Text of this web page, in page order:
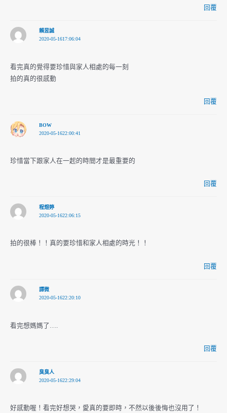
回覆
賴昱誠
2020-05-1617:06:04
看完真的覺得要珍惜與家人相處的每一刻
拍的真的很感動
回覆
BOW
2020-05-1622:00:41
珍惜當下跟家人在一起的時間才是最重要的
回覆
程煜婷
2020-05-1622:06:15
拍的很棒！！真的要珍惜和家人相處的時光！！
回覆
譚微
2020-05-1622:20:10
看完想媽媽了….
回覆
臭臭人
2020-05-1622:29:04
好感動喔！看完好想哭，愛真的要即時，不然以後後悔也沒用了！